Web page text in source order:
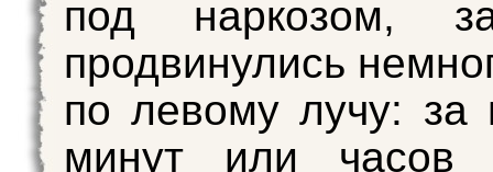
под наркозом,
продвинулись
по левому лучу: за
минут или часов